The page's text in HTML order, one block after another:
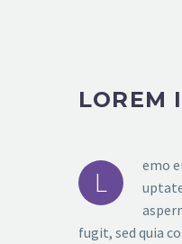
LOREM
L
emo
fugit, sed quia